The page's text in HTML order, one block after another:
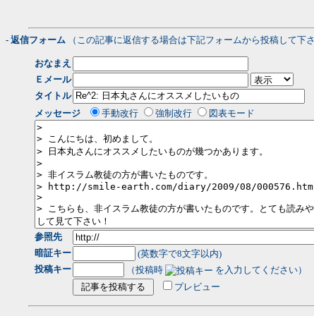
- 返信フォーム （この記事に返信する場合は下記フォームから投稿して下さ
おなまえ
Ｅメール
タイトル
メッセージ
手動改行 強制改行 図表モード
参照先
暗証キー
(英数字で8文字以内)
投稿キー
（投稿時
を入力してください）
プレビュー